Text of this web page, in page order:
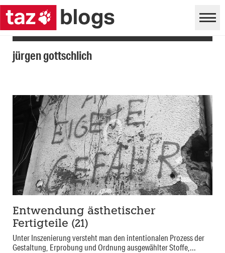
jürgen gottschlich
Entwendung ästhetischer
Fertigteile (21)
Unter Inszenierung versteht man den intentionalen Prozess der
Gestaltung, Erprobung und Ordnung ausgewählter Stoffe,...